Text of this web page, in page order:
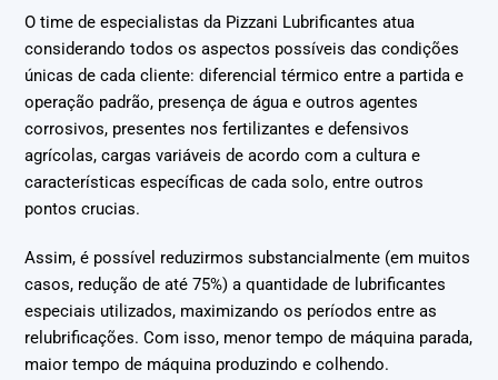
O time de especialistas da Pizzani Lubrificantes atua
considerando todos os aspectos possíveis das condições
únicas de cada cliente: diferencial térmico entre a partida e
operação padrão, presença de água e outros agentes
corrosivos, presentes nos fertilizantes e defensivos
agrícolas, cargas variáveis de acordo com a cultura e
características específicas de cada solo, entre outros
pontos crucias.
Assim, é possível reduzirmos substancialmente (em muitos
casos, redução de até 75%) a quantidade de lubrificantes
especiais utilizados, maximizando os períodos entre as
relubrificações. Com isso, menor tempo de máquina parada,
maior tempo de máquina produzindo e colhendo.